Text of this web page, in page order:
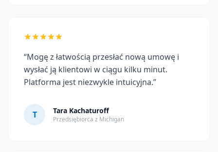
“Mogę z łatwością przesłać nową umowę i
wysłać ją klientowi w ciągu kilku minut.
Platforma jest niezwykle intuicyjna.”
T Tara Kachaturoff
Przedsiębiorca z Michigan